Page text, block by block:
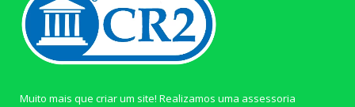
Muito mais que criar um site! Realizamos uma assessoria